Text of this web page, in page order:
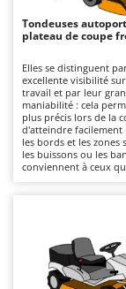
Broyeurs
Broyeurs
Butteurs
C
Chargeurs
Charrues
Chaudrons
Cisailles à
Attila
Ausonia
Awelco
B
Baesso
Bahco
Barbieri
Beper
Berkel
Tondeuses
plateau de coupe
Elles se distinguent
excellente visibilité
travail et par leur
maniabilité : cela
plus précis lors de la
d'atteindre facilement
les bords et les zones
les buissons ou les
conviennent à ceux
les plus difficiles. Tous
sont équipés de série
fonction de mulching.